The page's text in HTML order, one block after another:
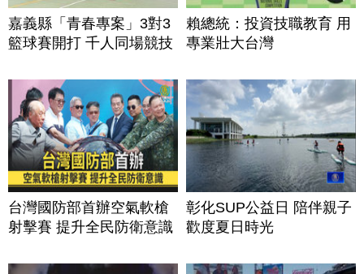
嘉義縣「青春專案」3對3
籃球賽開打 千人同場競技
賴總統：投資技職教育 用
專業壯大台灣
台灣國防部首辦空氣軟槍
射擊賽 提升全民防衛意識
彰化SUP公益日 陪伴親子
歡度夏日時光